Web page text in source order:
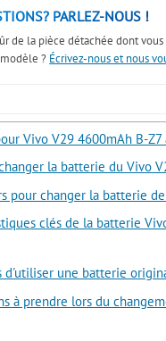
PARLEZ-NOUS !
de la pièce détachée dont
? Écrivez-nous et nous
Vivo V29 4600mAh B-
la batterie du Vivo
pour changer la batterie
clés de la batterie
d'utiliser une batterie
à prendre lors du